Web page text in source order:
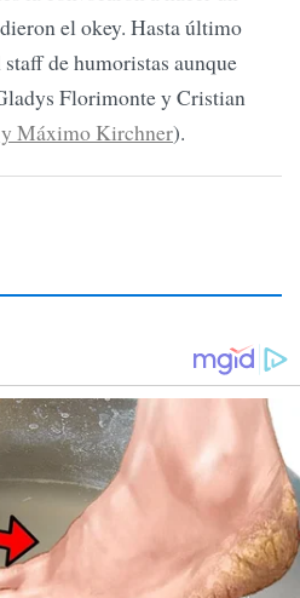
el okey. Hasta último
de humoristas aunque
Florimonte y Cristian
Máximo Kirchner).